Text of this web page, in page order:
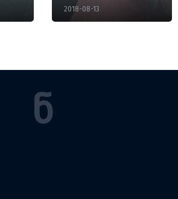
2018-08-13
Ნ